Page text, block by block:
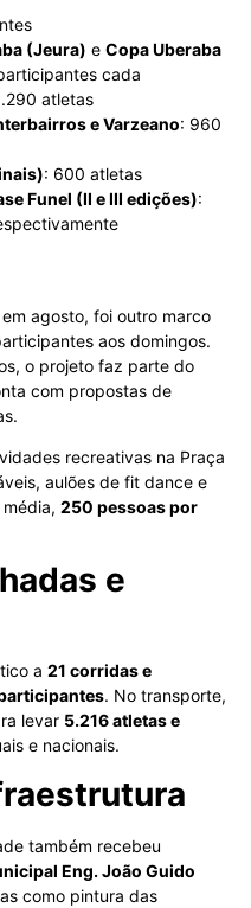
(Jeura) e Copa Uberaba
cada
atletas
e Varzeano: 960
: 600 atletas
Funel (II e III edições):
agosto, foi outro marco
aos domingos.
o projeto faz parte do
com propostas de
recreativas na Praça
aulões de fit dance e
250 pessoas por
e
a 21 corridas e
. No transporte,
levar 5.216 atletas e
e nacionais.
também recebeu
Eng. João Guido
como pintura das